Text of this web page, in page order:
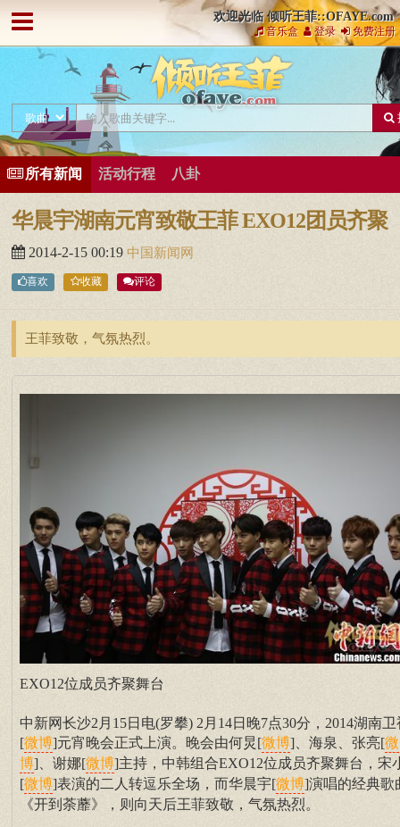
欢迎光临 倾听王菲::OFAYE.com
音乐盒 登录 免费注册
所有新闻 活动行程 八卦
华晨宇湖南元宵致敬王菲 EXO12团员齐聚
2014-2-15 00:19 中国新闻网
喜欢 收藏 评论
王菲致敬，气氛热烈。
EXO12位成员齐聚舞台
中新网长沙2月15日电(罗攀) 2月14日晚7点30分，2014湖南卫
[微博]元宵晚会正式上演。晚会由何炅[微博]、海泉、张亮[微
博]、谢娜[微博]主持，中韩组合EXO12位成员齐聚舞台，宋
[微博]表演的二人转逗乐全场，而华晨宇[微博]演唱的经典歌
《开到荼蘼》，则向天后王菲致敬，气氛热烈。